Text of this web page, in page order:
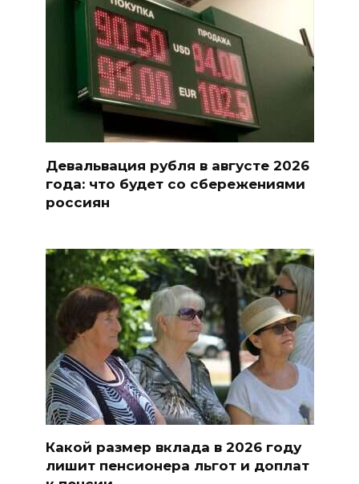
Девальвация рубля в августе 2026
года: что будет со сбережениями
россиян
Какой размер вклада в 2026 году
лишит пенсионера льгот и доплат